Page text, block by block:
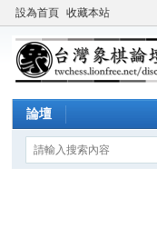
設為首頁 收藏本站
論壇